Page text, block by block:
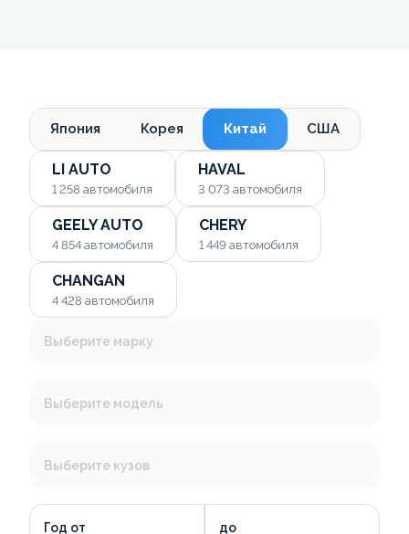
Япония Корея Китай США
LI AUTO
1 258 автомобиля
HAVAL
3 073 автомобиля
GEELY AUTO
4 854 автомобиля
CHERY
1 449 автомобиля
CHANGAN
4 428 автомобиля
Выберите марку
Выберите модель
Выберите кузов
Год от до